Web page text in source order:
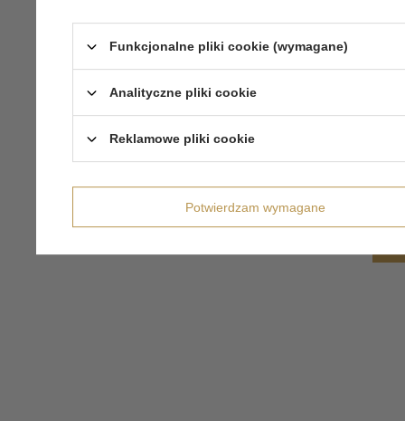
Funkcjonalne pliki cookie (wymagane)
Analityczne pliki cookie
Reklamowe pliki cookie
Potwierdzam wymagane